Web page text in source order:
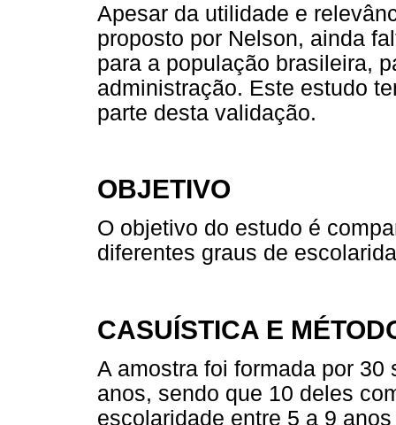
Apesar da utilidade e
proposto por Nelson, ainda
para a população brasileira,
administração. Este estudo
parte desta validação.
OBJETIVO
O objetivo do estudo é
diferentes graus de
CASUÍSTICA E
A amostra foi formada por
anos, sendo que 10 deles
escolaridade entre 5 a 9